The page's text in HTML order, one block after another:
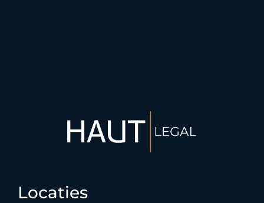
Locaties